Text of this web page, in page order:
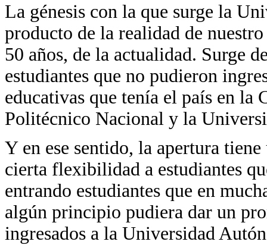
La génesis con la que surge la
producto de la realidad de
50 años, de la actualidad. Surge
estudiantes que no pudieron
educativas que tenía el país en
Politécnico Nacional y la
Y en ese sentido, la apertura
cierta flexibilidad a estudiantes
entrando estudiantes que en
algún principio pudiera dar un
ingresados a la Universidad